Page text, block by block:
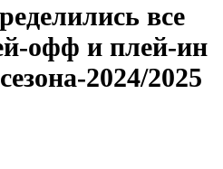
все
офф и плей-ин
2024/2025